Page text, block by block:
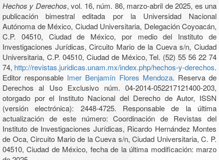
Hechos y Derechos, vol. 16, núm. 86, marzo-abril de 2025, es una
publicación bimestral editada por la Universidad Nacional
Autónoma de México, Ciudad Universitaria, Delegación Coyoacán,
C.P. 04510, Ciudad de México, por medio del Instituto de
Investigaciones Jurídicas, Circuito Mario de la Cueva s/n, Ciudad
Universitaria, C.P. 04510, Ciudad de México, Tel. (52) 55 56 22 74
74, http://revistas.juridicas.unam.mx/index.php/hechos-y-derechos.
Editor responsable Imer Benjamín Flores Mendoza. Reserva de
Derechos al Uso Exclusivo núm. 04-2014-052217121400-203,
otorgado por el Instituto Nacional del Derecho de Autor, ISSN
(versión electrónica): 2448-4725. Responsable de la última
actualización de este número: Coordinación de Revistas del
Instituto de Investigaciones Jurídicas, Ricardo Hernández Montes
de Oca, Circuito Mario de la Cueva s/n, Ciudad Universitaria, C. P.
04510, Ciudad de México, fecha de la última modificación: marzo